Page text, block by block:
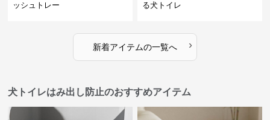
ッシュトレー
る犬トイレ
新着アイテムの一覧へ ›
犬トイレはみ出し防止のおすすめアイテム